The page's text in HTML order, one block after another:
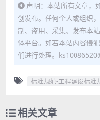
声明：本站所有文章，
创发布。任何个人或组织
制、盗用、采集、发布本
体平台。如若本站内容侵
们进行处理。
标准规范-工程建设标准
相关文章